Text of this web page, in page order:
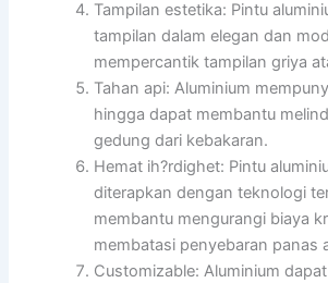
Tampilan estetika: Pintu
tampilan dalam elegan dan
mempercantik tampilan griya
Tahan api: Aluminium
hingga dapat membantu
gedung dari kebakaran.
Hemat ih?rdighet: Pintu
diterapkan dengan teknologi
membantu mengurangi biaya
membatasi penyebaran panas
Customizable: Aluminium